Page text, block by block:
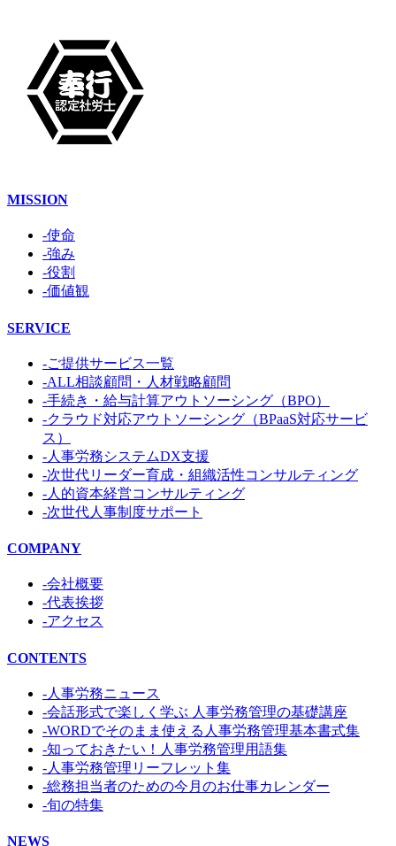
MISSION
-使命
-強み
-役割
-価値観
SERVICE
-ご提供サービス一覧
-ALL相談顧問・人材戦略顧問
-手続き・給与計算アウトソーシング（BPO）
-クラウド対応アウトソーシング（BPaaS対応サービ
ス）
-人事労務システムDX支援
-次世代リーダー育成・組織活性コンサルティング
-人的資本経営コンサルティング
-次世代人事制度サポート
COMPANY
-会社概要
-代表挨拶
-アクセス
CONTENTS
-人事労務ニュース
-会話形式で楽しく学ぶ 人事労務管理の基礎講座
-WORDでそのまま使える人事労務管理基本書式集
-知っておきたい！人事労務管理用語集
-人事労務管理リーフレット集
-総務担当者のための今月のお仕事カレンダー
-旬の特集
NEWS